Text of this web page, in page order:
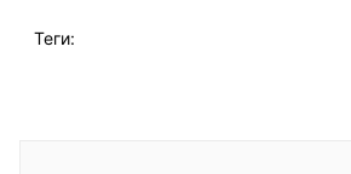
Теги: